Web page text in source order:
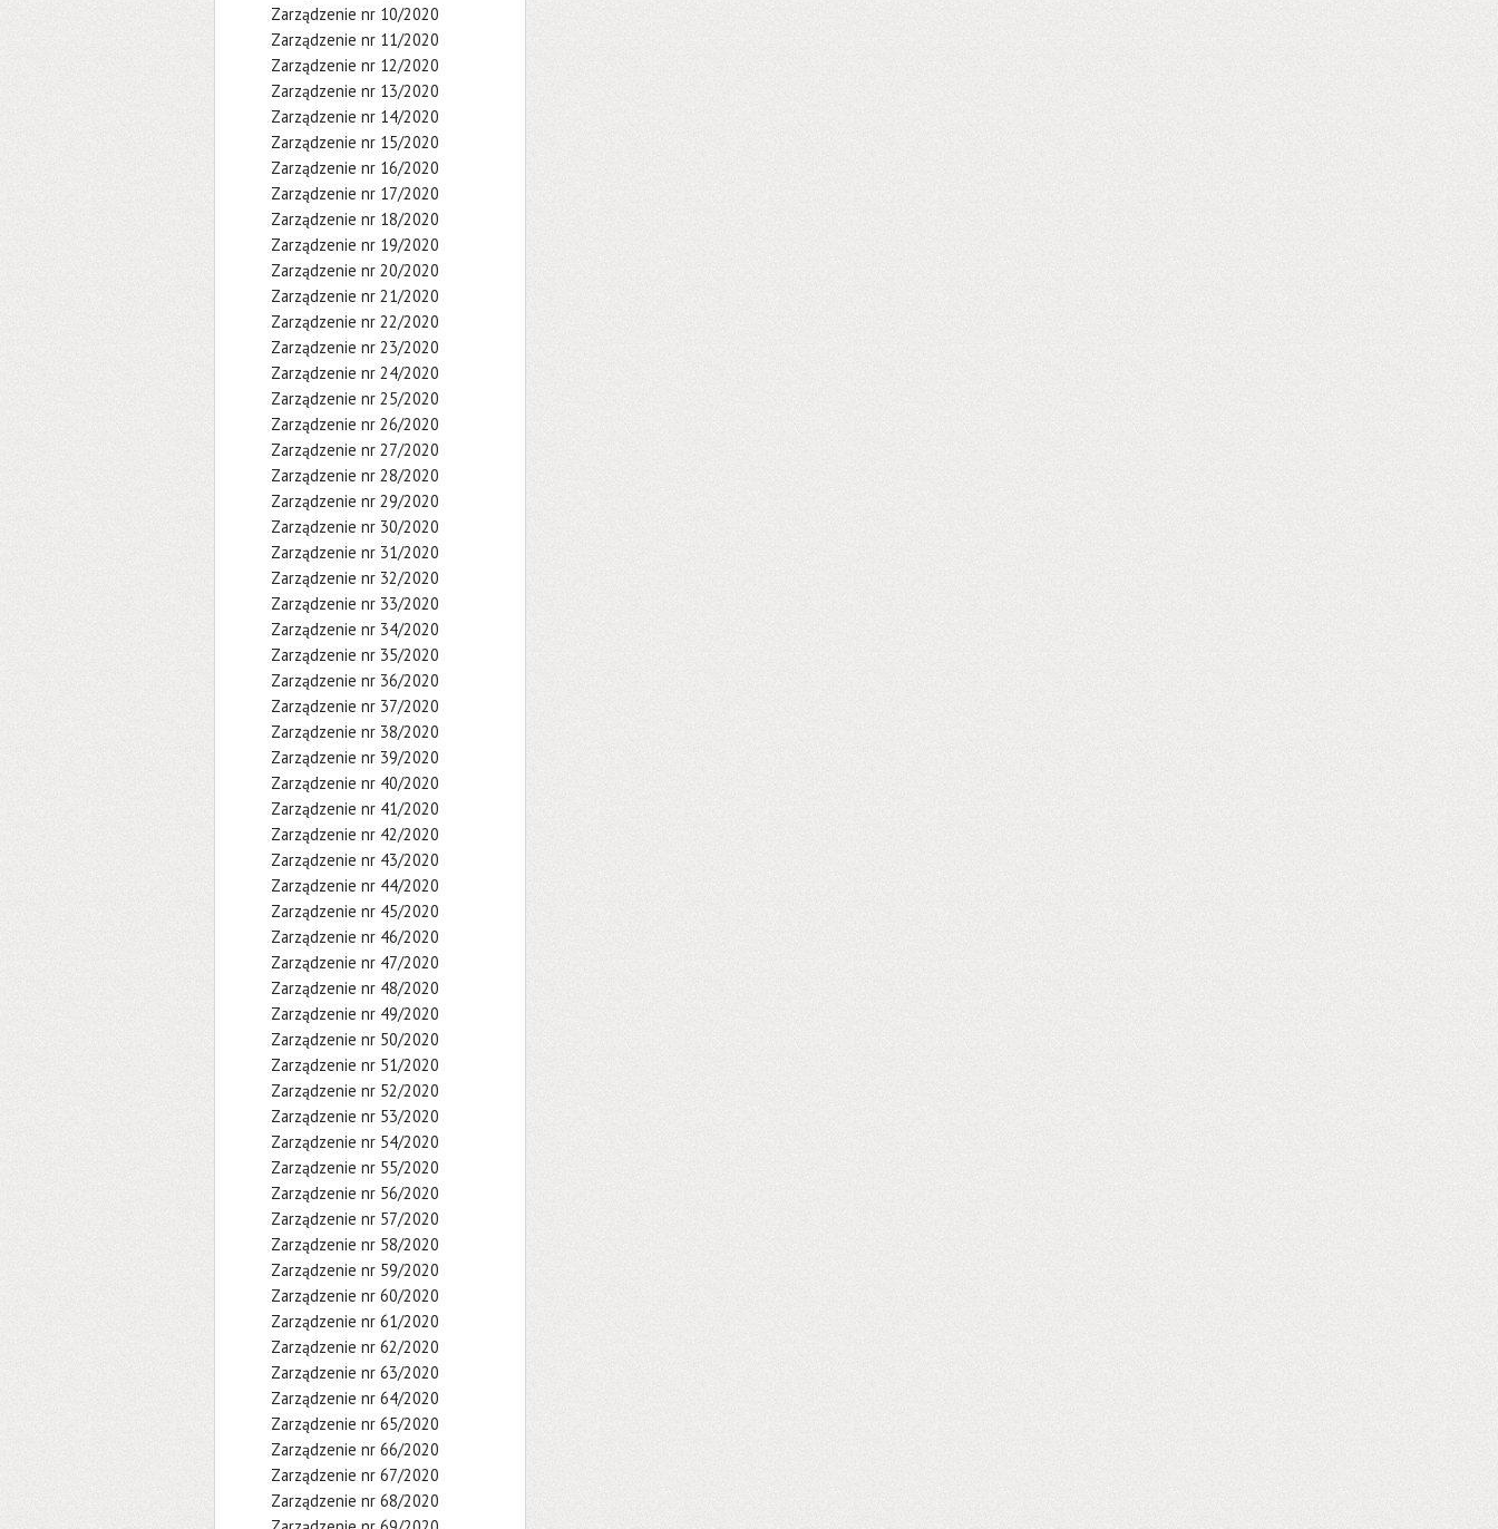
Zarządzenie nr 10/2020
Zarządzenie nr 11/2020
Zarządzenie nr 12/2020
Zarządzenie nr 13/2020
Zarządzenie nr 14/2020
Zarządzenie nr 15/2020
Zarządzenie nr 16/2020
Zarządzenie nr 17/2020
Zarządzenie nr 18/2020
Zarządzenie nr 19/2020
Zarządzenie nr 20/2020
Zarządzenie nr 21/2020
Zarządzenie nr 22/2020
Zarządzenie nr 23/2020
Zarządzenie nr 24/2020
Zarządzenie nr 25/2020
Zarządzenie nr 26/2020
Zarządzenie nr 27/2020
Zarządzenie nr 28/2020
Zarządzenie nr 29/2020
Zarządzenie nr 30/2020
Zarządzenie nr 31/2020
Zarządzenie nr 32/2020
Zarządzenie nr 33/2020
Zarządzenie nr 34/2020
Zarządzenie nr 35/2020
Zarządzenie nr 36/2020
Zarządzenie nr 37/2020
Zarządzenie nr 38/2020
Zarządzenie nr 39/2020
Zarządzenie nr 40/2020
Zarządzenie nr 41/2020
Zarządzenie nr 42/2020
Zarządzenie nr 43/2020
Zarządzenie nr 44/2020
Zarządzenie nr 45/2020
Zarządzenie nr 46/2020
Zarządzenie nr 47/2020
Zarządzenie nr 48/2020
Zarządzenie nr 49/2020
Zarządzenie nr 50/2020
Zarządzenie nr 51/2020
Zarządzenie nr 52/2020
Zarządzenie nr 53/2020
Zarządzenie nr 54/2020
Zarządzenie nr 55/2020
Zarządzenie nr 56/2020
Zarządzenie nr 57/2020
Zarządzenie nr 58/2020
Zarządzenie nr 59/2020
Zarządzenie nr 60/2020
Zarządzenie nr 61/2020
Zarządzenie nr 62/2020
Zarządzenie nr 63/2020
Zarządzenie nr 64/2020
Zarządzenie nr 65/2020
Zarządzenie nr 66/2020
Zarządzenie nr 67/2020
Zarządzenie nr 68/2020